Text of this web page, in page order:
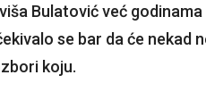
Bulatović već
se bar da će nekad
koju.